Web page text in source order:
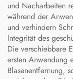
und Nacharbeiten
während der
und verhindern
Integrität des
Die verschiebbare
ersten Anwendung
Blasenentfernung,